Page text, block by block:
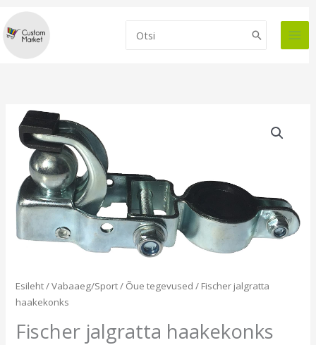
to
content
for:
Esileht/Vabaaeg/Sport/ Õue tegevused / Fischer jalgratta
haakekonks
Fischer jalgratta haakekonks